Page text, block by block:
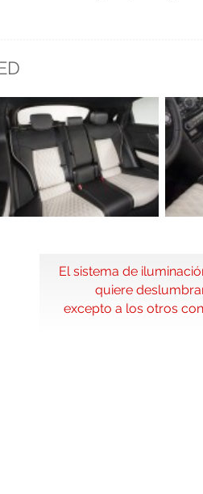
El sistema de
quiere
excepto a los otros